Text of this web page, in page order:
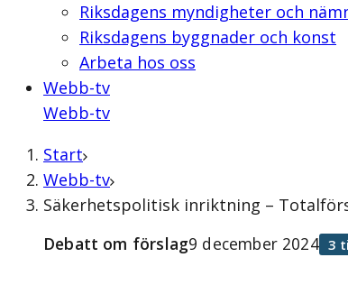
Riksdagens myndigheter och
Riksdagens byggnader och konst
Arbeta hos oss
Webb-tv
Webb-tv
Start
Webb-tv
Säkerhetspolitisk inriktning –
Debatt om förslag9 december 2024 3